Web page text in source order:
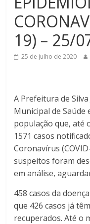
19) – 25/
25 de julho de 2020
A Prefeitura de
Municipal de Saúde
população que, até
1571 casos
Coronavírus
suspeitos foram
em análise,
458 casos da
que 426 casos já
recuperados. Até o